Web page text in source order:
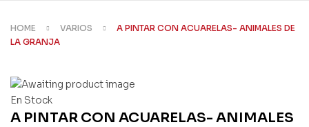
HOME VARIOS
A PINTAR CON ACUARELAS- ANIMALES DE
LA GRANJA
En Stock
A PINTAR CON ACUARELAS- ANIMALES